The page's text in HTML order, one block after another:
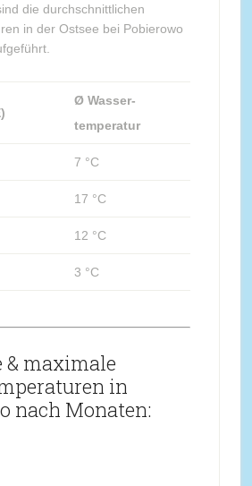
die durchschnittlichen
in der Ostsee bei Pobierowo
Ø Wasser-
temperatur
7 °C
17 °C
12 °C
3 °C
maximale
in
nach Monaten: